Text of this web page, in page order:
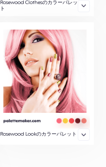
Rosewood Clothesのカラーパレッ
ト
Rosewood Lookのカラーパレット